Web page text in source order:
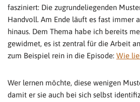
fasziniert: Die zugrundeliegenden
Handvoll. Am Ende läuft es fast immer
hinaus. Dem Thema habe ich bereits
gewidmet, es ist zentral für die Arbeit
zum Beispiel rein in die Episode: Wie
Wer lernen möchte, diese wenigen
damit er sie auch bei sich selbst